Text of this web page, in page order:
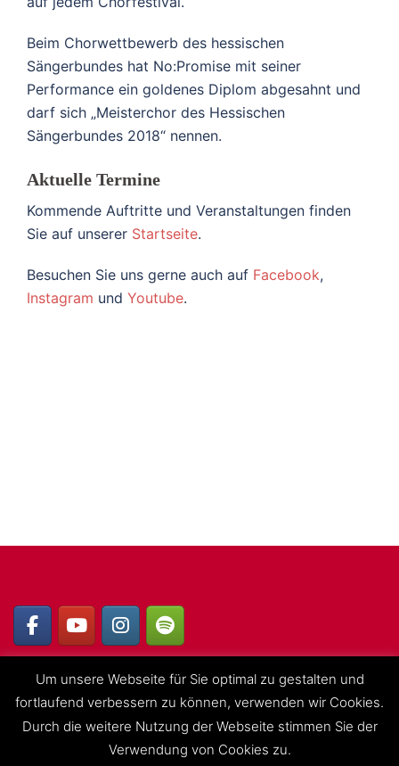
Beim Chorwettbewerb des hessischen
Sängerbundes hat No:Promise mit seiner
Performance ein goldenes Diplom abgesahnt und
darf sich „Meisterchor des Hessischen
Sängerbundes 2018“ nennen.
Aktuelle Termine
Kommende Auftritte und Veranstaltungen finden
Sie auf unserer Startseite.
Besuchen Sie uns gerne auch auf Facebook,
Instagram und Youtube.
Impressum |Datenschutzerklärung|interner Bereich
Um unsere Webseite für Sie optimal zu gestalten und
fortlaufend verbessern zu können, verwenden wir Cookies.
Durch die weitere Nutzung der Webseite stimmen Sie der
Verwendung von Cookies zu.